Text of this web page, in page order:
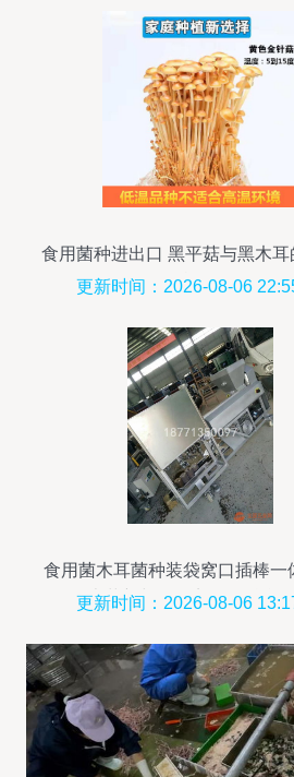
食用菌种进出口 黑平菇与黑木
旅途
更新时间：2026-08-06
食用菌木耳菌种装袋窝口插棒一
术革新与国际贸易的融合
更新时间：2026-08-06